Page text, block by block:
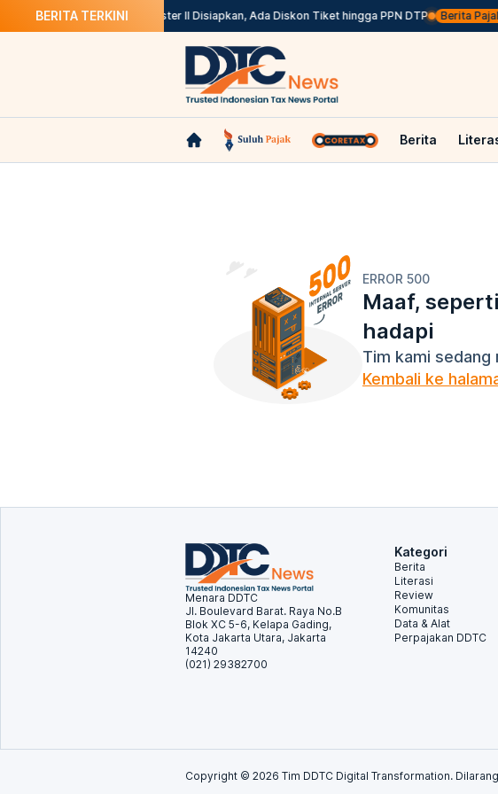
BERITA TERKINI
31 Agustus Stimulus Semester II Disiapkan, Ada Diskon Tiket hingga PPN DTP Berita Pajak
Berita
ERROR 500
Maaf,
hadapi
Tim kami sedang
Kembali ke
Menara DDTC
Jl. Boulevard Barat. Raya No.B
Blok XC 5-6, Kelapa Gading,
Kota Jakarta Utara, Jakarta
14240
(021) 29382700
Kategori
Berita
Literasi
Review
Komunitas
Data & Alat
Perpajakan DDTC
Copyright © 2026 Tim DDTC Digital Transformation.